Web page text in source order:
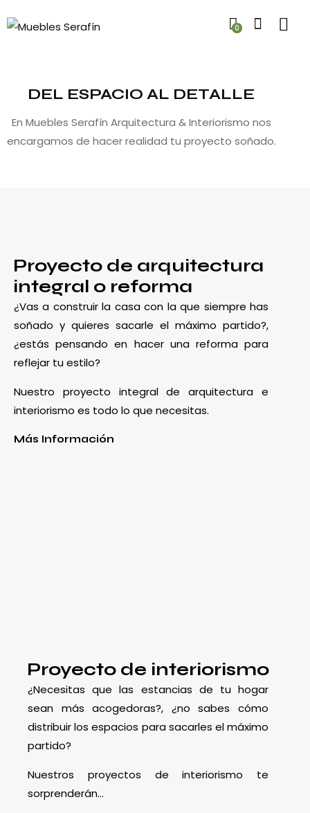
0
DEL ESPACIO AL DETALLE
En Muebles Serafín Arquitectura & Interiorismo nos
encargamos de hacer realidad tu proyecto soñado.
Proyecto de arquitectura
integral o reforma
¿Vas a construir la casa con la que siempre has
soñado y quieres sacarle el máximo partido?,
¿estás pensando en hacer una reforma para
reflejar tu estilo?
Nuestro proyecto integral de arquitectura e
interiorismo es todo lo que necesitas.
Más Información
Proyecto de interiorismo
¿Necesitas que las estancias de tu hogar
sean más acogedoras?, ¿no sabes cómo
distribuir los espacios para sacarles el máximo
partido?
Nuestros proyectos de interiorismo te
sorprenderán…